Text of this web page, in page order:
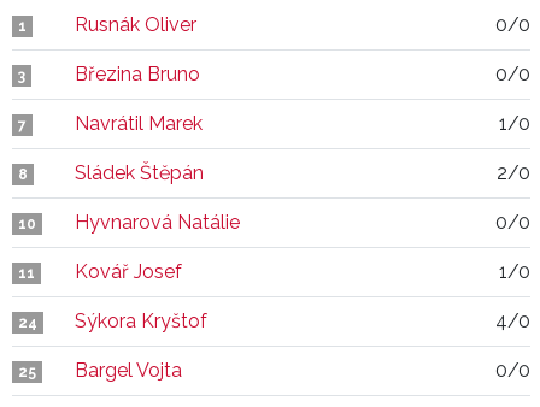
1 Rusnák Oliver 0/0
3 Březina Bruno 0/0
7 Navrátil Marek 1/0
8 Sládek Štěpán 2/0
10 Hyvnarová Natálie 0/0
11 Kovář Josef 1/0
24 Sýkora Kryštof 4/0
25 Bargel Vojta 0/0